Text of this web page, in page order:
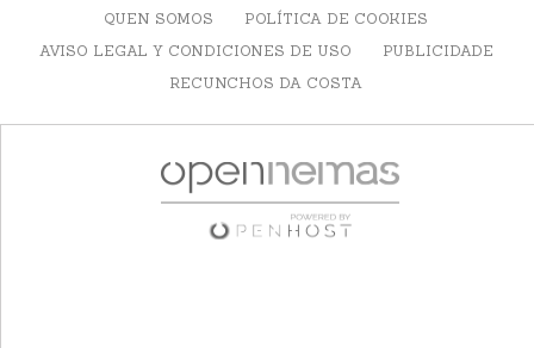
QUEN SOMOS
POLÍTICA DE COOKIES
AVISO LEGAL Y CONDICIONES DE USO
PUBLICIDADE
RECUNCHOS DA COSTA